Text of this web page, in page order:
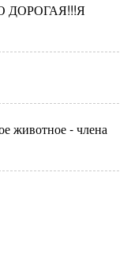
ДОРОГАЯ!!!Я
животное - члена